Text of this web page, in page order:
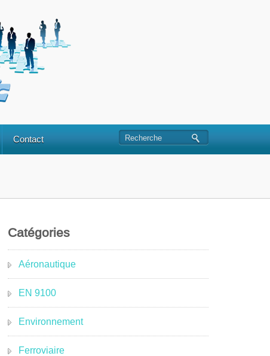
Contact
Catégories
Aéronautique
EN 9100
Environnement
Ferroviaire